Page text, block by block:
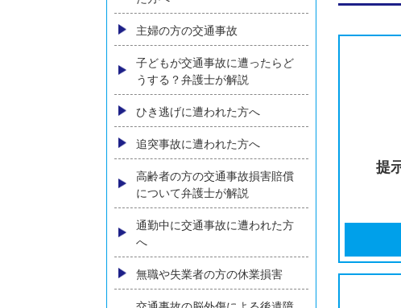
治療費を打ち切ると言われた
り、保険会社の対応にお悩みの
方へ
後遺障害認定をうけた後、相手
保険会社から示談の提示があっ
主婦の方の交通事故
子どもが交通事故に遭ったらど
うする？弁護士が解説
ひき逃げに遭われた方へ